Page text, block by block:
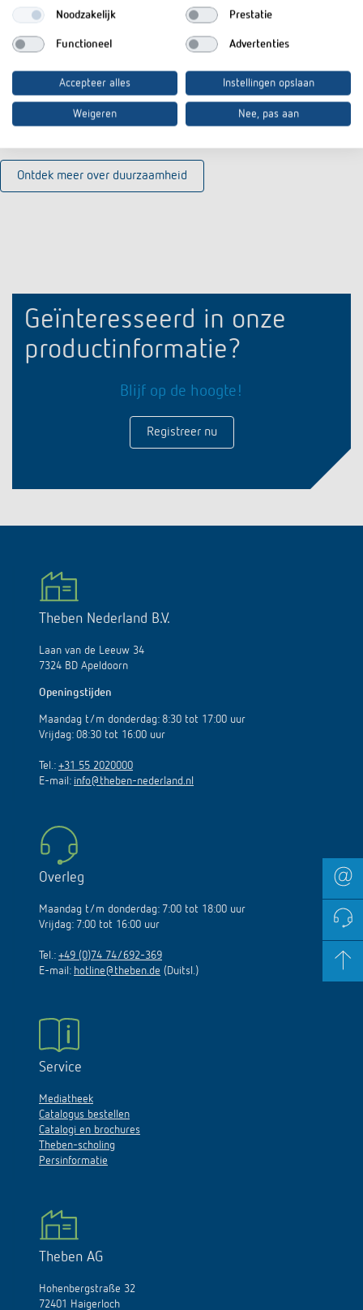
Waarom Reshape?
De naam ReShape staat voor het opnieuw vormgeven van bestaand
materiaal. Het combineert principes als Reuse, Reduce en Recycle met
slimme productontwikkeling. Zo krijgt industrieel gebruikt kunststof een
Ontdek meer over duurzaamheid
Geïnteresseerd in onze
productinformatie?
Blijf op de hoogte!
Registreer nu
Theben Nederland B.V.
Laan van de Leeuw 34
7324 BD Apeldoorn
Openingstijden
Maandag t/m donderdag: 8:30 tot 17:00 uur
Vrijdag: 08:30 tot 16:00 uur
Tel.: +31 55 2020000
E-mail: info@theben-nederland.nl
Overleg
Maandag t/m donderdag: 7:00 tot 18:00 uur
Vrijdag: 7:00 tot 16:00 uur
Tel.: +49 (0)74 74/692-369
E-mail: hotline@theben.de (Duitsl.)
Service
Mediatheek
Catalogus bestellen
Catalogi en brochures
Theben-scholing
Persinformatie
Theben AG
Hohenbergstraße 32
72401 Haigerloch
Noodzakelijk Prestatie
Functioneel Advertenties
Accepteer alles Instellingen opslaan
Weigeren Nee, pas aan